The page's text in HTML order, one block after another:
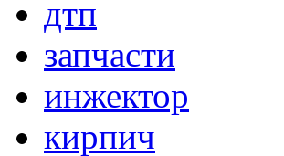
дтп
запчасти
инжектор
кирпич